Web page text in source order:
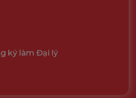
ký làm Đại lý